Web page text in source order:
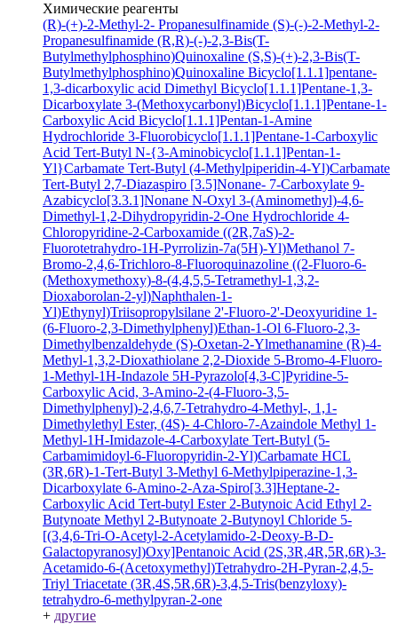
Химические реагенты
(R)-(+)-2-Methyl-2- Propanesulfinamide (S)-(-)-2-Methyl-2-
Propanesulfinamide (R,R)-(-)-2,3-Bis(T-
Butylmethylphosphino)Quinoxaline (S,S)-(+)-2,3-Bis(T-
Butylmethylphosphino)Quinoxaline Bicyclo[1.1.1]pentane-
1,3-dicarboxylic acid Dimethyl Bicyclo[1.1.1]Pentane-1,3-
Dicarboxylate 3-(Methoxycarbonyl)Bicyclo[1.1.1]Pentane-1-
Carboxylic Acid Bicyclo[1.1.1]Pentan-1-Amine
Hydrochloride 3-Fluorobicyclo[1.1.1]Pentane-1-Carboxylic
Acid Tert-Butyl N-{3-Aminobicyclo[1.1.1]Pentan-1-
Yl}Carbamate Tert-Butyl (4-Methylpiperidin-4-Yl)Carbamate
Tert-Butyl 2,7-Diazaspiro [3.5]Nonane- 7-Carboxylate 9-
Azabicyclo[3.3.1]Nonane N-Oxyl 3-(Aminomethyl)-4,6-
Dimethyl-1,2-Dihydropyridin-2-One Hydrochloride 4-
Chloropyridine-2-Carboxamide ((2R,7aS)-2-
Fluorotetrahydro-1H-Pyrrolizin-7a(5H)-Yl)Methanol 7-
Bromo-2,4,6-Trichloro-8-Fluoroquinazoline ((2-Fluoro-6-
(Methoxymethoxy)-8-(4,4,5,5-Tetramethyl-1,3,2-
Dioxaborolan-2-yl)Naphthalen-1-
Yl)Ethynyl)Triisopropylsilane 2'-Fluoro-2'-Deoxyuridine 1-
(6-Fluoro-2,3-Dimethylphenyl)Ethan-1-Ol 6-Fluoro-2,3-
Dimethylbenzaldehyde (S)-Oxetan-2-Ylmethanamine (R)-4-
Methyl-1,3,2-Dioxathiolane 2,2-Dioxide 5-Bromo-4-Fluoro-
1-Methyl-1H-Indazole 5H-Pyrazolo[4,3-C]Pyridine-5-
Carboxylic Acid, 3-Amino-2-(4-Fluoro-3,5-
Dimethylphenyl)-2,4,6,7-Tetrahydro-4-Methyl-, 1,1-
Dimethylethyl Ester, (4S)- 4-Chloro-7-Azaindole Methyl 1-
Methyl-1H-Imidazole-4-Carboxylate Tert-Butyl (5-
Carbamimidoyl-6-Fluoropyridin-2-Yl)Carbamate HCL
(3R,6R)-1-Tert-Butyl 3-Methyl 6-Methylpiperazine-1,3-
Dicarboxylate 6-Amino-2-Aza-Spiro[3.3]Heptane-2-
Carboxylic Acid Tert-butyl Ester 2-Butynoic Acid Ethyl 2-
Butynoate Methyl 2-Butynoate 2-Butynoyl Chloride 5-
[(3,4,6-Tri-O-Acetyl-2-Acetylamido-2-Deoxy-B-D-
Galactopyranosyl)Oxy]Pentanoic Acid (2S,3R,4R,5R,6R)-3-
Acetamido-6-(Acetoxymethyl)Tetrahydro-2H-Pyran-2,4,5-
Triyl Triacetate (3R,4S,5R,6R)-3,4,5-Tris(benzyloxy)-
tetrahydro-6-methylpyran-2-one
+ другие